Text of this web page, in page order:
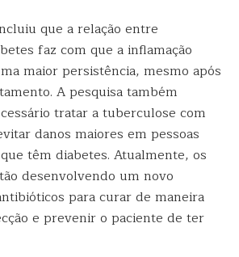
que a relação entre
faz com que a inflamação
maior persistência, mesmo após
A pesquisa também
tratar a tuberculose com
danos maiores em pessoas
têm diabetes. Atualmente, os
desenvolvendo um novo
para curar de maneira
e prevenir o paciente de ter